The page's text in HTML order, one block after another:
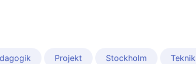
Projekt Stockholm Teknik